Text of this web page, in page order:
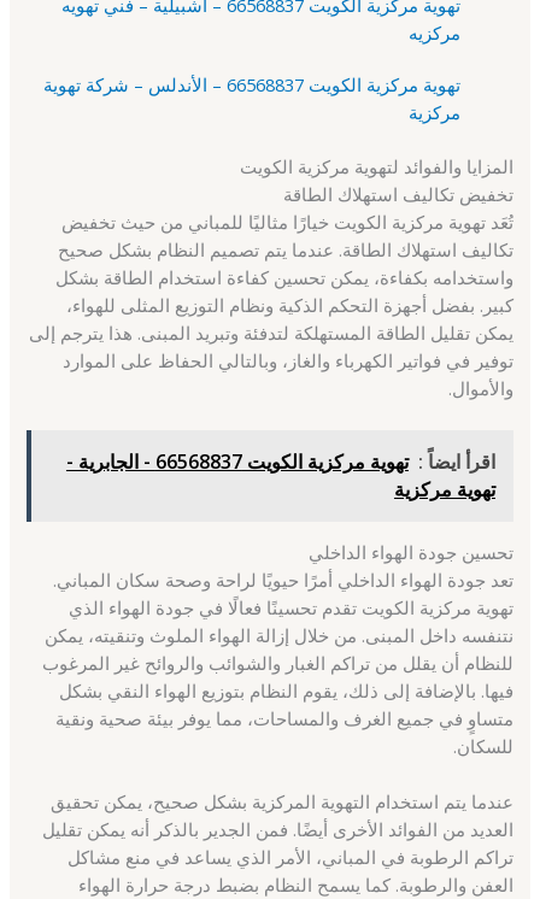
تهوية مركزية الكويت 66568837 – اشبيلية – فني تهويه
مركزيه
تهوية مركزية الكويت 66568837 – الأندلس – شركة تهوية
مركزية
المزايا والفوائد لتهوية مركزية الكويت
تخفيض تكاليف استهلاك الطاقة
تُعَد تهوية مركزية الكويت خيارًا مثاليًا للمباني من حيث تخفيض
تكاليف استهلاك الطاقة. عندما يتم تصميم النظام بشكل صحيح
واستخدامه بكفاءة، يمكن تحسين كفاءة استخدام الطاقة بشكل
كبير. بفضل أجهزة التحكم الذكية ونظام التوزيع المثلى للهواء،
يمكن تقليل الطاقة المستهلكة لتدفئة وتبريد المبنى. هذا يترجم إلى
توفير في فواتير الكهرباء والغاز، وبالتالي الحفاظ على الموارد
والأموال.
اقرأ ايضاً :
تهوية مركزية الكويت 66568837 - الجابرية -
تهوية مركزية
تحسين جودة الهواء الداخلي
تعد جودة الهواء الداخلي أمرًا حيويًا لراحة وصحة سكان المباني.
تهوية مركزية الكويت تقدم تحسينًا فعالًا في جودة الهواء الذي
نتنفسه داخل المبنى. من خلال إزالة الهواء الملوث وتنقيته، يمكن
للنظام أن يقلل من تراكم الغبار والشوائب والروائح غير المرغوب
فيها. بالإضافة إلى ذلك، يقوم النظام بتوزيع الهواء النقي بشكل
متساوٍ في جميع الغرف والمساحات، مما يوفر بيئة صحية ونقية
للسكان.
عندما يتم استخدام التهوية المركزية بشكل صحيح، يمكن تحقيق
العديد من الفوائد الأخرى أيضًا. فمن الجدير بالذكر أنه يمكن تقليل
تراكم الرطوبة في المباني، الأمر الذي يساعد في منع مشاكل
العفن والرطوبة. كما يسمح النظام بضبط درجة حرارة الهواء